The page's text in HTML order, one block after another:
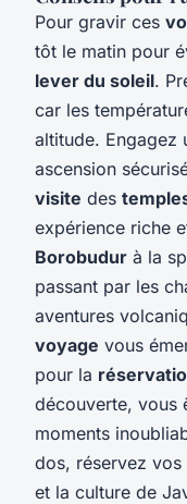
Pour gravir ces
tôt le matin pour
lever du soleil.
car les
altitude. Engagez
ascension
visite des
expérience riche
Borobudur à la
passant par les
aventures
voyage vous
pour la
découverte, vous
moments
dos, réservez
et la culture de